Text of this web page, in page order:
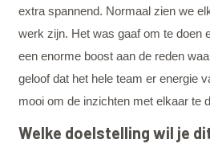
extra spannend. Normaal zien we
werk zijn. Het was gaaf om te doen
een enorme boost aan de reden
geloof dat het hele team er energie
mooi om de inzichten met elkaar te
Welke doelstelling wil je